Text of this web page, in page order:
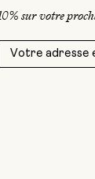
sur votre